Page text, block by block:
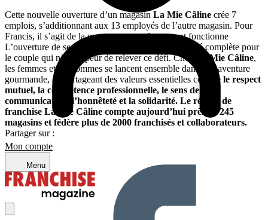
Mon compte
Menu
Cette nouvelle ouverture d’un magasin La Mie Câline crée 7
emplois, s’additionnant aux 13 employés de l’autre magasin. Pour
Francis, il s’agit de la preuve que que le concept fonctionne
L’ouverture de se second magasin est une nouveauté complète pour
le couple qui n’a pas peur de relever ce défi. Chez
La Mie Câline,
les femmes et les hommes se lancent ensemble dans une aventure
gourmande, en partageant des valeurs essentielles comme le respect
mutuel, la compétence professionnelle, le sens de la
communication, l’honnêteté et la solidarité. Le réseau de
franchise La Mie Câline compte aujourd’hui près de 245
magasins et fédère plus de 2000 franchisés et collaborateurs.
Partager sur :